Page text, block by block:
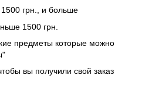
грн., и больше
1500 грн.
предметы которые можно
вы получили свой заказ